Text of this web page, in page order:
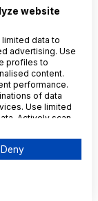
Analýza
2025
osobních
na
website
data to
advertising. Use
profiles to
content.
performance.
of data
Use limited
Actively scan
and send to the
this
Deny